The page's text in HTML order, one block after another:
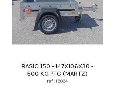
BASIC 150 - 147X106X30 -
500 KG PTC (MARTZ)
réf : 19034